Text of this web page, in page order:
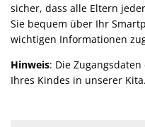
sicher, dass alle Eltern
Sie bequem über Ihr
wichtigen Informationen
Hinweis: Die
Ihres Kindes in unserer Kita.